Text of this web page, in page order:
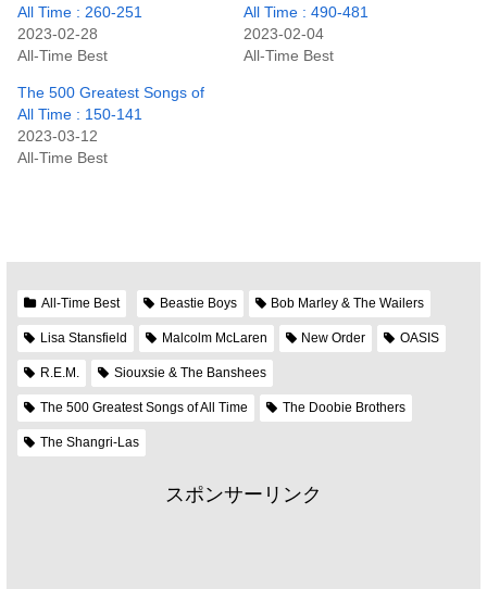
All Time : 260-251
2023-02-28
All-Time Best
All Time : 490-481
2023-02-04
All-Time Best
The 500 Greatest Songs of
All Time : 150-141
2023-03-12
All-Time Best
All-Time Best Beastie Boys Bob Marley & The Wailers
Lisa Stansfield Malcolm McLaren New Order OASIS
R.E.M. Siouxsie & The Banshees
The 500 Greatest Songs of All Time The Doobie Brothers
The Shangri-Las
スポンサーリンク